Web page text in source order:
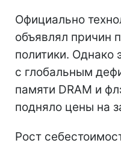
Официально
объявлял причин
политики. Однако
с глобальным
памяти DRAM и
подняло цены на
Рост